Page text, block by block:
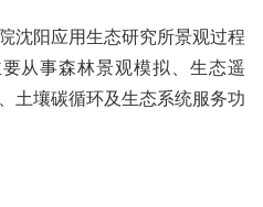
沈阳应用生态研究所景观过程
从事森林景观模拟、生态遥
土壤碳循环及生态系统服务功